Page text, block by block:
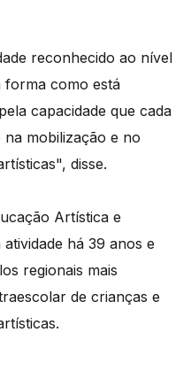
reconhecido ao nível
forma como está
capacidade que cada
mobilização e no
disse.
Artística e
há 39 anos e
regionais mais
de crianças e